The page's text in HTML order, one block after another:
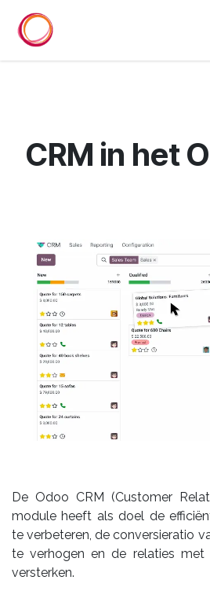
CRM in het
De Odoo CRM (Customer
module heeft als doel de
te verbeteren, de conversieratio
te verhogen en de relaties met
versterken.